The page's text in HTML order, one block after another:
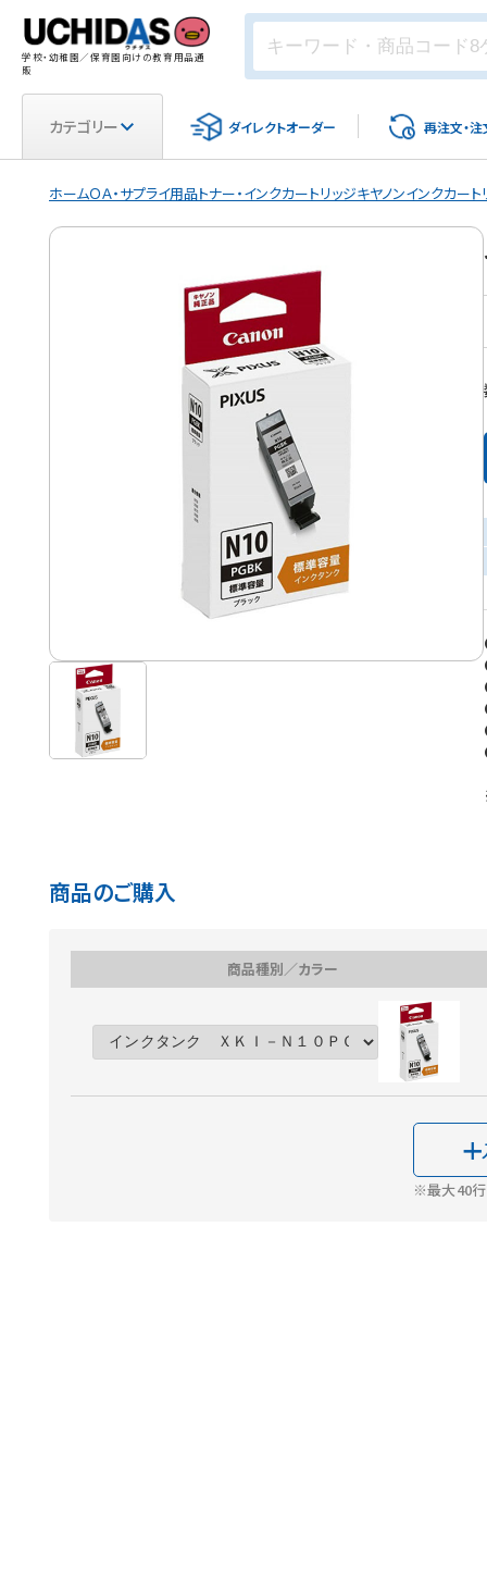
学校・幼稚園／保育園向けの教育用品通
販
カテゴリー ダイレクトオーダー 再注文・注
ホームＯＡ・サプライ用品トナー・インクカートリッジキヤノンインクカート
商品のご購入
商品種別／カラー
※最大40行